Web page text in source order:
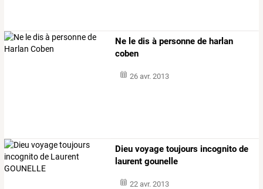
Ne le dis à personne de harlan
coben
26 avr. 2013
Dieu voyage toujours incognito de
laurent gounelle
22 avr. 2013